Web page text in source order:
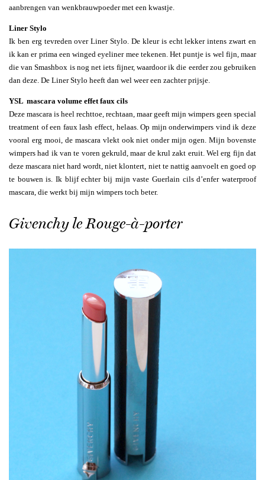
aanbrengen van wenkbrauwpoeder met een kwastje.
Liner Stylo
Ik ben erg tevreden over Liner Stylo. De kleur is echt lekker intens zwart en
ik kan er prima een winged eyeliner mee tekenen. Het puntje is wel fijn, maar
die van Smashbox is nog net iets fijner, waardoor ik die eerder zou gebruiken
dan deze. De Liner Stylo heeft dan wel weer een zachter prijsje.
YSL mascara volume effet faux cils
Deze mascara is heel rechttoe, rechtaan, maar geeft mijn wimpers geen special
treatment of een faux lash effect, helaas. Op mijn onderwimpers vind ik deze
vooral erg mooi, de mascara vlekt ook niet onder mijn ogen. Mijn bovenste
wimpers had ik van te voren gekruld, maar de krul zakt eruit. Wel erg fijn dat
deze mascara niet hard wordt, niet klontert, niet te nattig aanvoelt en goed op
te bouwen is. Ik blijf echter bij mijn vaste Guerlain cils d’enfer waterproof
mascara, die werkt bij mijn wimpers toch beter.
Givenchy le Rouge-à-porter